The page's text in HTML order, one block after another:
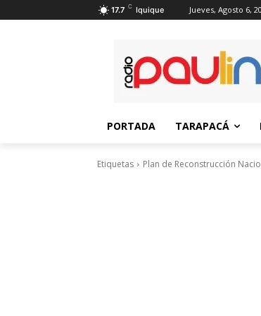
17.7 C Iquique Jueves, Agosto 6,
PORTADA TARAPACÁ
Etiquetas Plan de Reconstrucción